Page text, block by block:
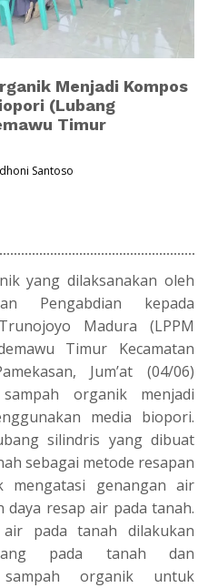
Menjadi Kompos
(Lubang
Timur
Santoso
yang dilaksanakan oleh
Pengabdian kepada
Madura (LPPM
Timur Kecamatan
Jum’at (04/06)
organik menjadi
media biopori.
silindris yang dibuat
sebagai metode resapan
genangan air
resap air pada tanah.
pada tanah dilakukan
pada tanah dan
sampah organik untuk